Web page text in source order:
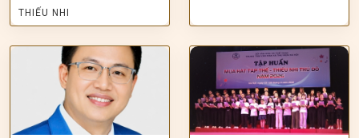
THIẾU NHI